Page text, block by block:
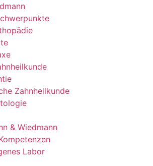
Zahnheilkunde
& Wiedmann
Labor